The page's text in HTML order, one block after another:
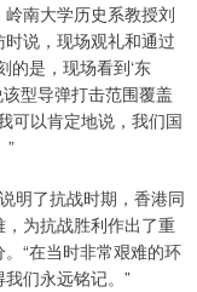
南大学历史系教授刘
说，现场观礼和通过
的是，现场看到‘东
型导弹打击范围覆盖
可以肯定地说，我们国
”
明了抗战时期，香港同
为抗战胜利作出了重
“在当时非常艰难的环
们永远铭记。”